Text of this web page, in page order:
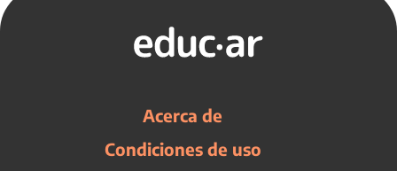
Acerca de
Condiciones de uso